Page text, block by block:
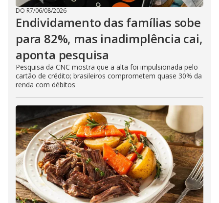
DO R7/06/08/2026
Endividamento das famílias sobe
para 82%, mas inadimplência cai,
aponta pesquisa
Pesquisa da CNC mostra que a alta foi impulsionada pelo
cartão de crédito; brasileiros comprometem quase 30% da
renda com débitos